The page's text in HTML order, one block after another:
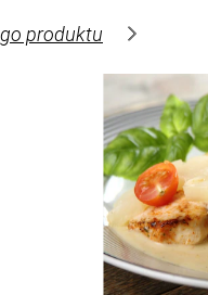
produktu